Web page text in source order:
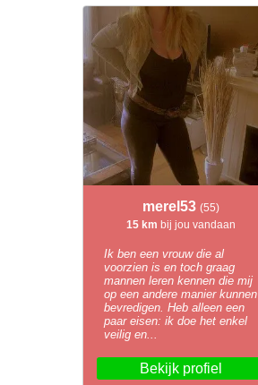
merel53 (55)
15 km bij jou vandaan
Ik ben een vrouw die al
voorzien is en toch graag
mannen leren kennen die mij
op een andere manier kunnen
bevredigen. Heb alleen een
paar eisen: ik doe het enkel
veilig en...
Bekijk profiel